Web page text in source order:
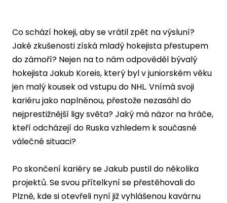
Co schází hokeji, aby se vrátil zpět na výsluní?
Jaké zkušenosti získá mladý hokejista přestupem
do zámoří? Nejen na to nám odpověděl bývalý
hokejista Jakub Koreis, který byl v juniorském věku
jen malý kousek od vstupu do NHL. Vnímá svoji
kariéru jako naplněnou, přestože nezasáhl do
nejprestižnější ligy světa? Jaký má názor na hráče,
kteří odcházejí do Ruska vzhledem k současné
válečné situaci?
Po skončení kariéry se Jakub pustil do několika
projektů. Se svou přítelkyní se přestěhovali do
Plzně, kde si otevřeli nyní již vyhlášenou kavárnu